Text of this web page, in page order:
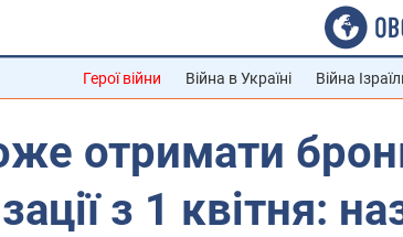
Герої війни Війна в Україні Війна
отримати
з 1 квітня: